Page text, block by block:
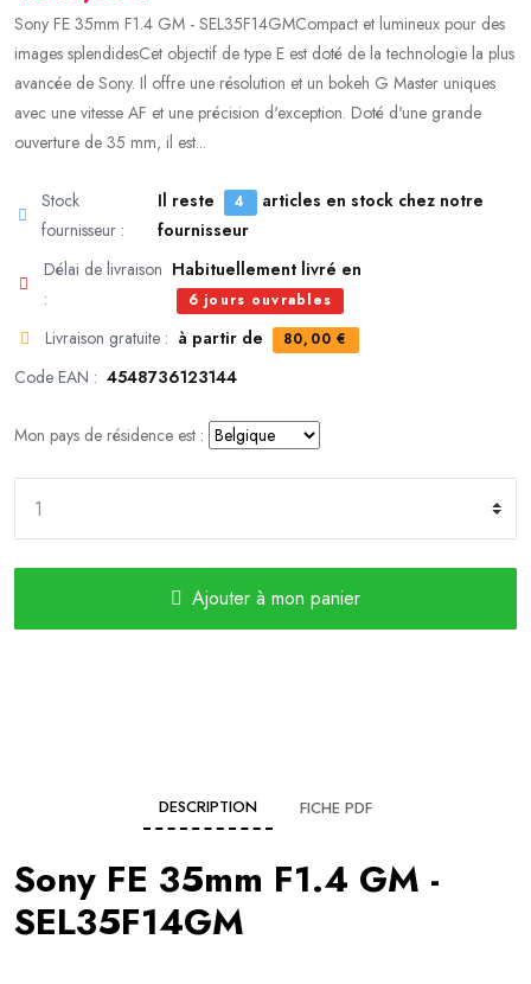
Sony FE 35mm F1.4 GM - SEL35F14GMCompact et lumineux pour des
images splendidesCet objectif de type E est doté de la technologie la plus
avancée de Sony. Il offre une résolution et un bokeh G Master uniques
avec une vitesse AF et une précision d'exception. Doté d'une grande
ouverture de 35 mm, il est...
Stock
fournisseur :
Il reste 4
articles en stock chez notre
fournisseur
Délai de livraison
:
Habituellement livré en
6 jours ouvrables
Livraison gratuite : à partir de 80,00 €
Code EAN : 4548736123144
Mon pays de résidence est :
Ajouter à mon panier
DESCRIPTION FICHE PDF
Sony FE 35mm F1.4 GM -
SEL35F14GM